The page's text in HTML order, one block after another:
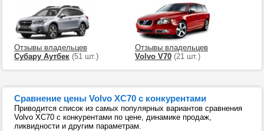
Отзывы владельцев
Субару Аутбек (51 шт.)
Отзывы владельцев
Volvo V70(21 шт.)
Сравнение цены Volvo XC70 с конкурентами
Приводится список из самых популярных вариантов сравнения
Volvo XC70 с конкурентами по цене, динамике продаж,
ликвидности и другим параметрам.